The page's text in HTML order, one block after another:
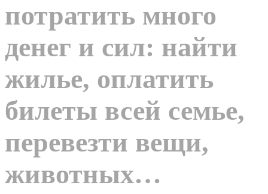
потратить много
денег и сил: найти
жилье, оплатить
билеты всей семье,
перевезти вещи,
животных…